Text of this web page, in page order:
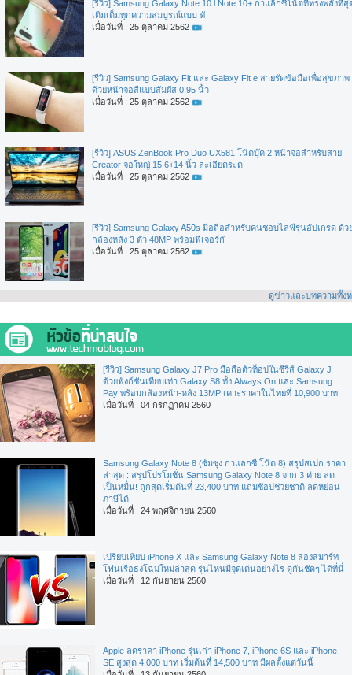
[รีวิว] Samsung Galaxy Note 10 l Note 10+ กาแล็กซี่โน้ตที่ทรงพลังที่สุ
เติมเต็มทุกความสมบูรณ์แบบ ทั
เมื่อวันที่ : 25 ตุลาคม 2562
[รีวิว] Samsung Galaxy Fit และ Galaxy Fit e สายรัดข้อมือเพื่อสุขภาพ
ด้วยหน้าจอสีแบบสัมผัส 0.95 นิ้ว
เมื่อวันที่ : 25 ตุลาคม 2562
[รีวิว] ASUS ZenBook Pro Duo UX581 โน้ตบุ๊ค 2 หน้าจอสำหรับสาย
Creator จอใหญ่ 15.6+14 นิ้ว ละเอียดระด
เมื่อวันที่ : 25 ตุลาคม 2562
[รีวิว] Samsung Galaxy A50s มือถือสำหรับคนชอบไลฟ์รุ่นอัปเกรด ด้ว
กล้องหลัง 3 ตัว 48MP พร้อมฟีเจอร์กั
เมื่อวันที่ : 25 ตุลาคม 2562
ดูข่าวและบทความทั้ง
[รีวิว] Samsung Galaxy J7 Pro มือถือตัวท็อปในซีรี่ส์ Galaxy J
ด้วยฟังก์ชันเทียบเท่า Galaxy S8 ทั้ง Always On และ Samsung
Pay พร้อมกล้องหน้า-หลัง 13MP เคาะราคาในไทยที่ 10,900 บาท
เมื่อวันที่ : 04 กรกฏาคม 2560
Samsung Galaxy Note 8 (ซัมซุง กาแลกซี่ โน้ต 8) สรุปสเปก ราคา
ล่าสุด : สรุปโปรโมชั่น Samsung Galaxy Note 8 จาก 3 ค่าย ลด
เป็นหมื่น! ถูกสุดเริ่มต้นที่ 23,400 บาท แถมช้อปช่วยชาติ ลดหย่อน
ภาษีได้
เมื่อวันที่ : 24 พฤศจิกายน 2560
เปรียบเทียบ iPhone X และ Samsung Galaxy Note 8 สองสมาร์ท
โฟนเรือธงโฉมใหม่ล่าสุด รุ่นไหนมีจุดเด่นอย่างไร ดูกันชัดๆ ได้ที่นี่
เมื่อวันที่ : 12 กันยายน 2560
Apple ลดราคา iPhone รุ่นเก่า iPhone 7, iPhone 6S และ iPhone
SE สูงสุด 4,000 บาท เริ่มต้นที่ 14,500 บาท มีผลตั้งแต่วันนี้